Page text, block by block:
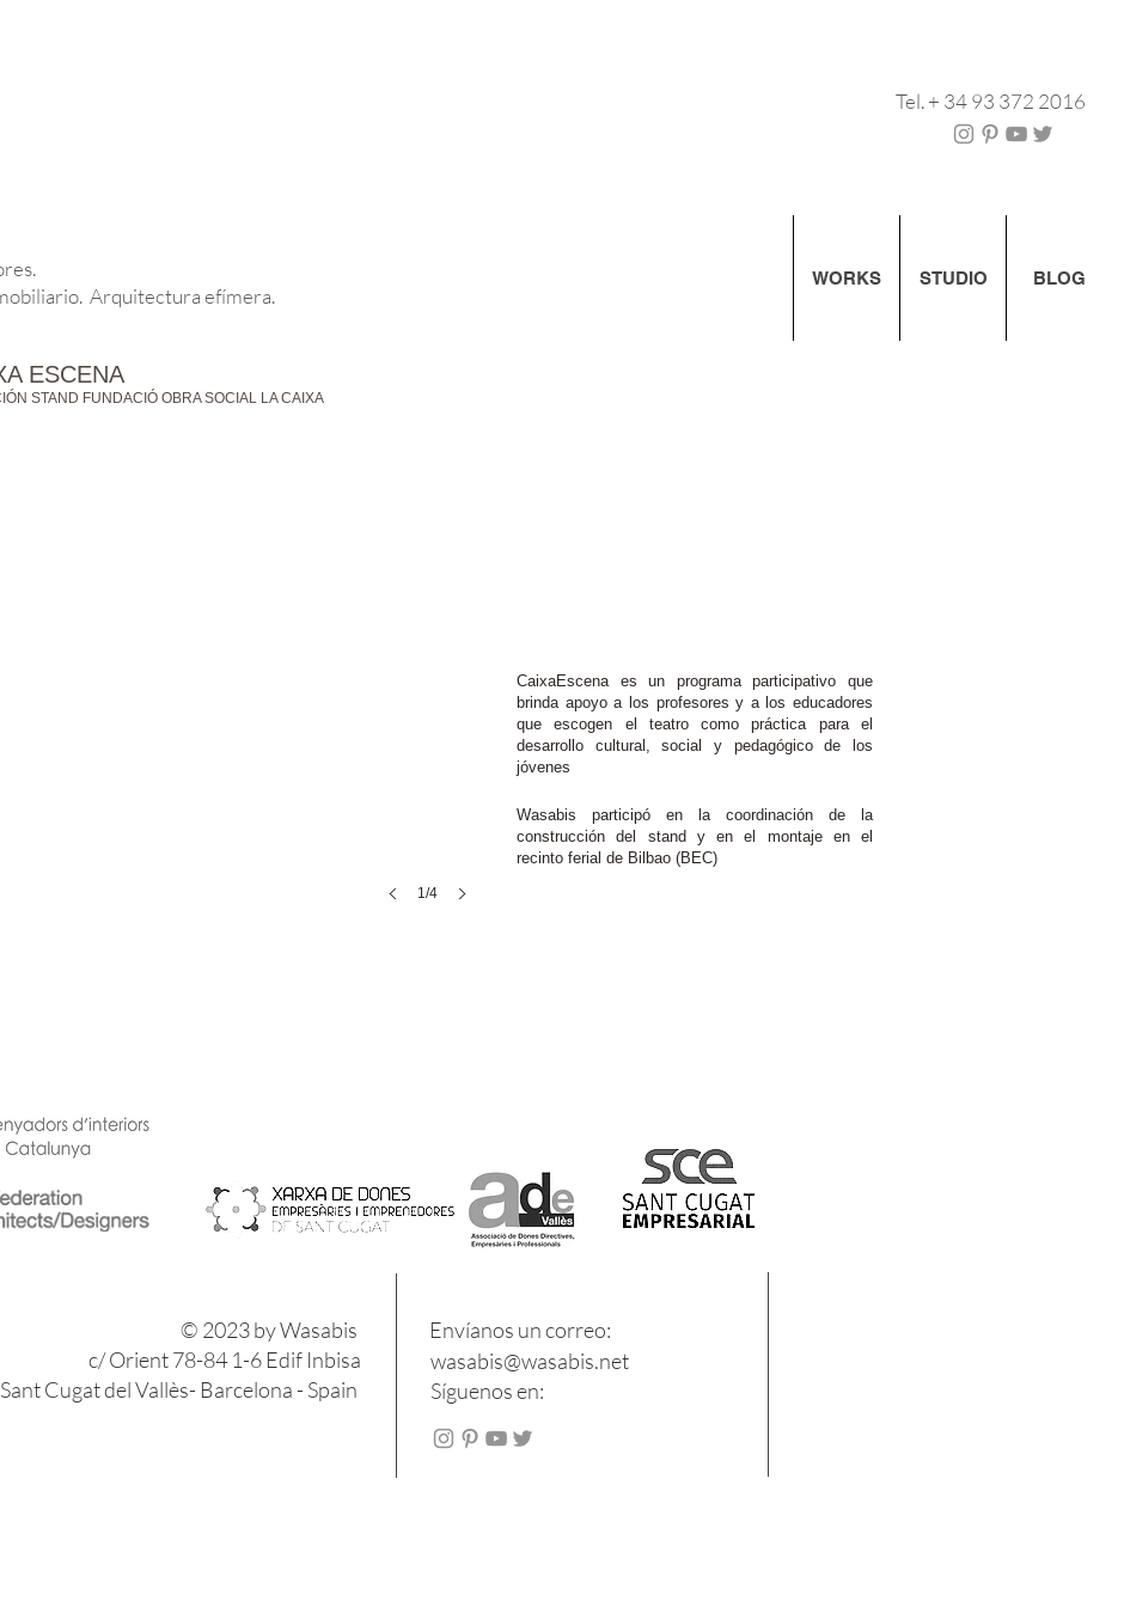
Tel. + 34 93 372 2016
Arquitectura efímera.
STAND FUNDACIÓ OBRA SOCIAL LA CAIXA
ESCENA
1/4
CaixaEscena es un programa participativo que
brinda apoyo a los profesores y a los educadores
que escogen el teatro como práctica para el
desarrollo cultural, social y pedagógico de los
jóvenes
Wasabis participó en la coordinación de la
construcción del stand y en el montaje en el
recinto ferial de Bilbao (BEC)
WORKS STUDIO BLOG
​​© 2023 by Wasabis
c/ Orient 78-84 1-6 Edif Inbisa
Cugat del Vallès- Barcelona - Spain
Envíanos un correo:
wasabis@wasabis.net
Síguenos en: